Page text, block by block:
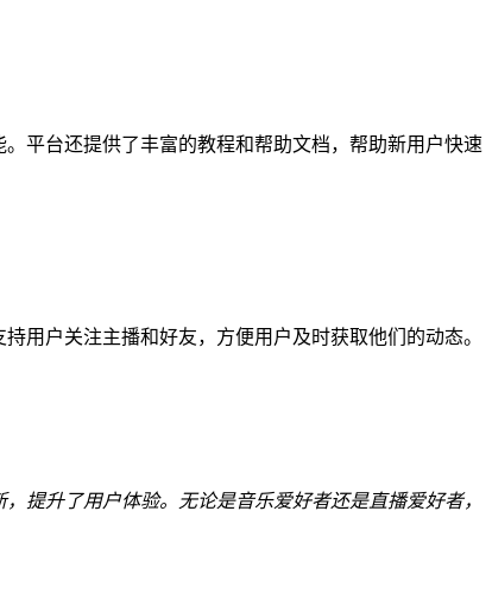
平台还提供了丰富的教程和帮助文档，帮助新用户快速
用户关注主播和好友，方便用户及时获取他们的动态。
提升了用户体验。无论是音乐爱好者还是直播爱好者，